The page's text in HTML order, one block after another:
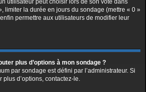
utilisateur peut choisir lors de son vote dans
limiter la durée en jours du sondage (mettre « 0 »
permettre aux utilisateurs de modifier leur
plus d’options à mon sondage ?
par sondage est défini par l’administrateur. Si
plus d’options, contactez-le.